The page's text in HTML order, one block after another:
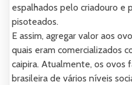
espalhados pelo criadouro e
pisoteados.
E assim, agregar valor aos
quais eram comercializados
caipira. Atualmente, os ovos
brasileira de vários níveis